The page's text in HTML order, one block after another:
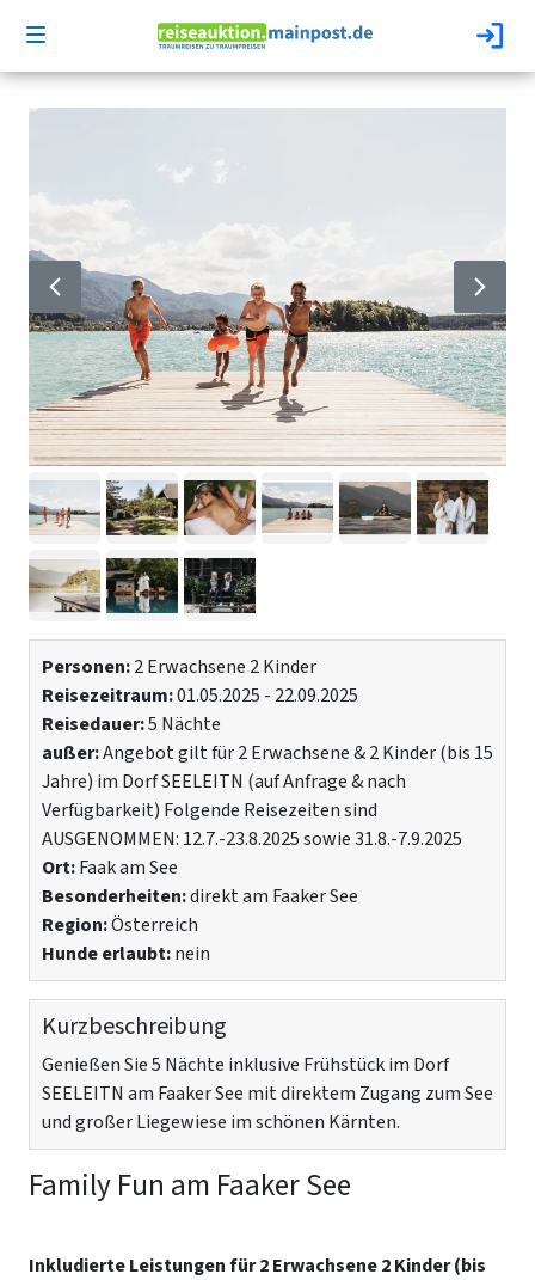
Personen:2 Erwachsene 2 Kinder
Reisezeitraum:01.05.2025 - 22.09.2025
Reisedauer:5 Nächte
außer:Angebot gilt für 2 Erwachsene & 2 Kinder (bis 15
Jahre) im Dorf SEELEITN (auf Anfrage & nach
Verfügbarkeit) Folgende Reisezeiten sind
AUSGENOMMEN: 12.7.-23.8.2025 sowie 31.8.-7.9.2025
Ort:Faak am See
Besonderheiten:direkt am Faaker See
Region:Österreich
Hunde erlaubt:nein
Kurzbeschreibung
Genießen Sie 5 Nächte inklusive Frühstück im Dorf
SEELEITN am Faaker See mit direktem Zugang zum See
und großer Liegewiese im schönen Kärnten.
Family Fun am Faaker See
Inkludierte Leistungen für 2 Erwachsene 2 Kinder (bis